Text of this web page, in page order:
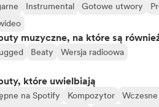
Instrumental Gotowe utwory
muzyczne, na które są
Beaty Wersja radioowa
które uwielbiają
na Spotify Kompozytor